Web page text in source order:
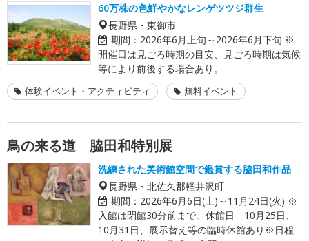
60万株の色鮮やかなレンゲツツジ群生
長野県・東御市
期間： 2026年6月上旬～2026年6月下旬 ※
開催日は見ごろ時期の目安、見ごろ時期は気候
等により前後する場合あり。
体験イベント・アクティビティ 無料イベント
鳥の来る道 脇田和特別展
洗練された美術館空間で鑑賞する脇田和作品
長野県・北佐久郡軽井沢町
期間： 2026年6月6日(土)～11月24日(火) ※
入館は閉館30分前まで。休館日 10月25日、
10月31日、展示替え等の臨時休館あり※日程